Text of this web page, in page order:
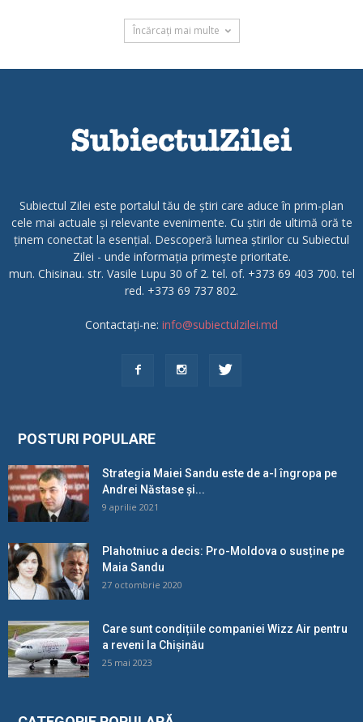
Încărcați mai multe
Subiectul Zilei este portalul tău de știri care aduce în prim-plan
cele mai actuale și relevante evenimente. Cu știri de ultimă oră te
ținem conectat la esențial. Descoperă lumea știrilor cu Subiectul
Zilei - unde informația primește prioritate.
mun. Chisinau. str. Vasile Lupu 30 of 2. tel. of. +373 69 403 700. tel
red. +373 69 737 802.
Contactați-ne: info@subiectulzilei.md
POSTURI POPULARE
Strategia Maiei Sandu este de a-l îngropa pe
Andrei Năstase și...
9 aprilie 2021
Plahotniuc a decis: Pro-Moldova o susține pe
Maia Sandu
27 octombrie 2020
Care sunt condițiile companiei Wizz Air pentru
a reveni la Chișinău
25 mai 2023